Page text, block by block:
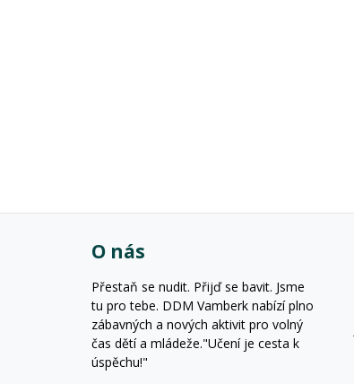
O nás
Přestaň se nudit. Přijď se bavit. Jsme
tu pro tebe. DDM Vamberk nabízí plno
zábavných a nových aktivit pro volný
čas dětí a mládeže."Učení je cesta k
úspěchu!"